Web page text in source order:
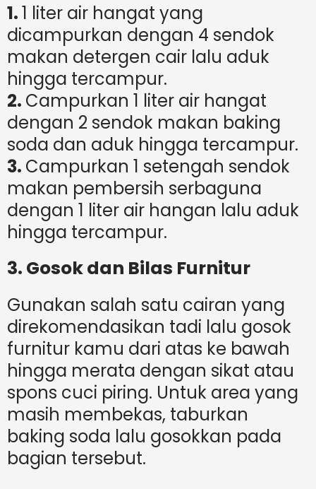
1.1 liter air hangat yang
dicampurkan dengan 4 sendok
makan detergen cair lalu aduk
hingga tercampur.
2. Campurkan 1 liter air hangat
dengan 2 sendok makan baking
soda dan aduk hingga tercampur.
3. Campurkan 1 setengah sendok
makan pembersih serbaguna
dengan 1 liter air hangan lalu aduk
hingga tercampur.
3. Gosok dan Bilas Furnitur
Gunakan salah satu cairan yang
direkomendasikan tadi lalu gosok
furnitur kamu dari atas ke bawah
hingga merata dengan sikat atau
spons cuci piring. Untuk area yang
masih membekas, taburkan
baking soda lalu gosokkan pada
bagian tersebut.